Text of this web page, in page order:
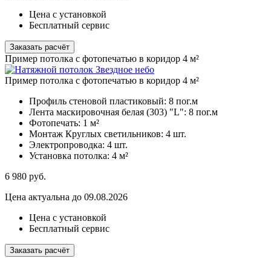
Цена с установкой
Бесплатный сервис
Заказать расчёт
Пример потолка с фотопечатью в коридор 4 м²
Пример потолка с фотопечатью в коридор 4 м²
Профиль стеновой пластиковый: 8 пог.м
Лента маскировочная белая (303) "L": 8 пог.м
Фотопечать: 1 м²
Монтаж Круглых светильников: 4 шт.
Электропроводка: 4 шт.
Установка потолка: 4 м²
6 980 руб.
Цена актуальна до 09.08.2026
Цена с установкой
Бесплатный сервис
Заказать расчёт